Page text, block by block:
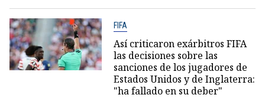
FIFA
Así criticaron exárbitros FIFA
las decisiones sobre las
sanciones de los jugadores de
Estados Unidos y de Inglaterra:
"ha fallado en su deber"